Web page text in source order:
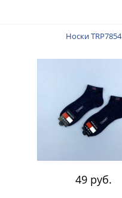
Носки TRP7854
49 руб.